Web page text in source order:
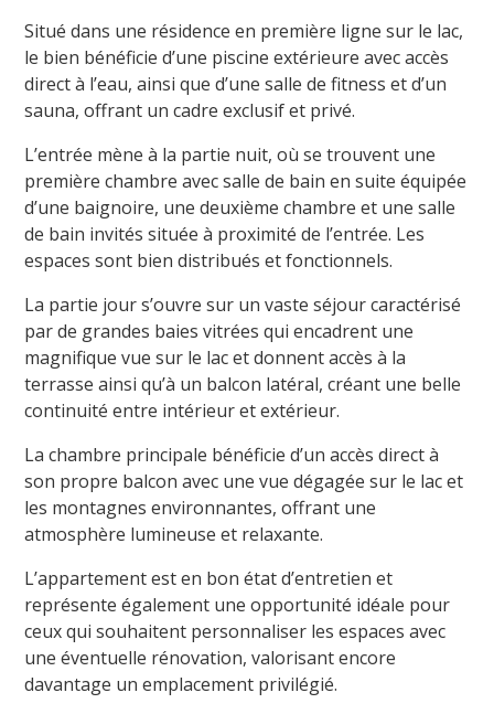
Situé dans une résidence en première ligne sur le lac,
le bien bénéficie d’une piscine extérieure avec accès
direct à l’eau, ainsi que d’une salle de fitness et d’un
sauna, offrant un cadre exclusif et privé.
L’entrée mène à la partie nuit, où se trouvent une
première chambre avec salle de bain en suite équipée
d’une baignoire, une deuxième chambre et unesalle
de bain invités située à proximité de l’entrée. Les
espaces sont bien distribués et fonctionnels.
La partie jour s’ouvre sur un vaste séjour caractérisé
par de grandes baies vitrées qui encadrent une
magnifique vue sur le lac et donnent accès à la
terrasse ainsi qu’à un balcon latéral, créant une belle
continuité entre intérieur et extérieur.
La chambre principale bénéficie d’un accès direct à
son propre balcon avec une vue dégagée sur le lac et
les montagnes environnantes, offrant une
atmosphère lumineuse et relaxante.
L’appartement est en bon état d’entretien et
représente également une opportunité idéale pour
ceux qui souhaitent personnaliser les espaces avec
une éventuelle rénovation, valorisant encore
davantage un emplacement privilégié.